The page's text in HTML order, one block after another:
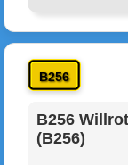
B256
B256
(B256)